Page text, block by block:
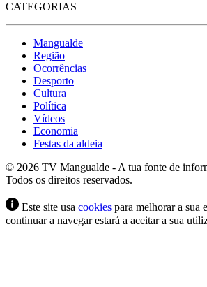
CATEGORIAS
Mangualde
Região
Ocorrências
Desporto
Cultura
Política
Vídeos
Economia
Festas da aldeia
© 2026 TV Mangualde - A tua fonte de
Todos os direitos reservados.
Este site usa cookies para melhorar a sua
continuar a navegar estará a aceitar a sua